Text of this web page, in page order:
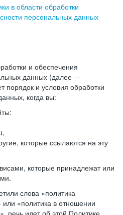
в области обработки
персональных данных
и обеспечения
данных (далее —
порядок и условия обработки
когда вы:
которые ссылаются на эту
которые принадлежат или
слова «политика
«политика в отношении
речь идет об этой Политике.